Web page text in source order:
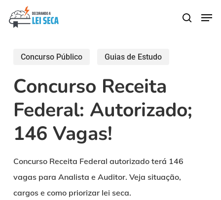
content
search
Concurso Público Guias de Estudo
Concurso Receita
Federal: Autorizado;
146 Vagas!
Concurso Receita Federal autorizado terá 146
vagas para Analista e Auditor. Veja situação,
cargos e como priorizar lei seca.